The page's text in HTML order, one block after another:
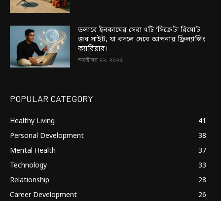
ডলারে ইনকামের সেরা ৭টি ‘সিক্রেট’ রিমোট
জব সাইট, যা বদলে দেবে আপনার ফ্রিল্যান্সিং
ক্যারিয়ার।
অক্টোবর ২২, ২০২৫
POPULAR CATEGORY
Healthy Living
41
Personal Development
38
Mental Health
37
Technology
33
Relationship
28
Career Development
26